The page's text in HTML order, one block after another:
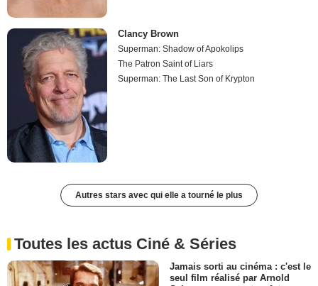
Clancy Brown
Superman: Shadow of Apokolips
The Patron Saint of Liars
Superman: The Last Son of Krypton
Autres stars avec qui elle a tourné le plus
Toutes les actus Ciné & Séries
Jamais sorti au cinéma : c'est le
seul film réalisé par Arnold